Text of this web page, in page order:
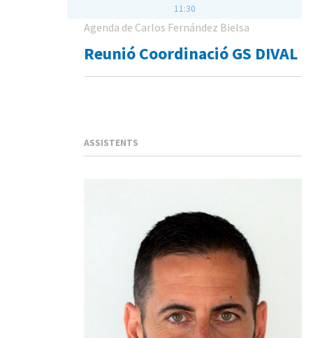
11:30
Agenda de Carlos Fernández Bielsa
Reunió Coordinació GS DIVAL
ASSISTENTS